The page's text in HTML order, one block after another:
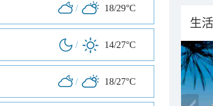
/ 18/29°C
/ 14/27°C
/ 18/27°C
生